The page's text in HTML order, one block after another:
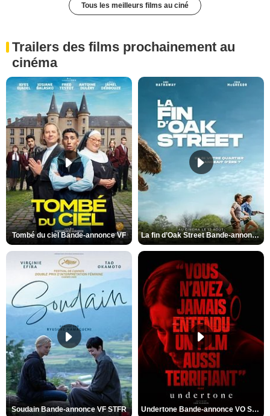
Tous les meilleurs films au ciné
Trailers des films prochainement au
cinéma
Tombé du ciel Bande-annonce VF La fin d’Oak Street Bande-annonce VO STFR
Soudain Bande-annonce VF STFR Undertone Bande-annonce VO STFR